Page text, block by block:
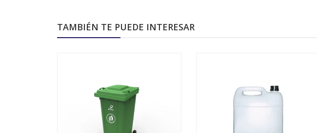
TAMBIÉN TE PUEDE INTERESAR